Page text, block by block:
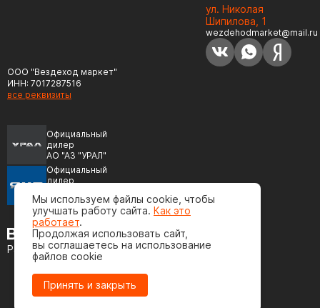
ООО "Вездеход маркет"
ИНН: 7017287516
все реквизиты
Официальный
дилер
АО "АЗ "УРАЛ"
Официальный
дилер
(ЯМЗ)
Разработка сайта
ул. Николая
Шипилова, 1
wezdehodmarket@mail.ru
Мы используем файлы cookie, чтобы
улучшать работу сайта. Как это
работает.
Продолжая использовать сайт,
вы соглашаетесь на использование
файлов cookie
Принять и закрыть